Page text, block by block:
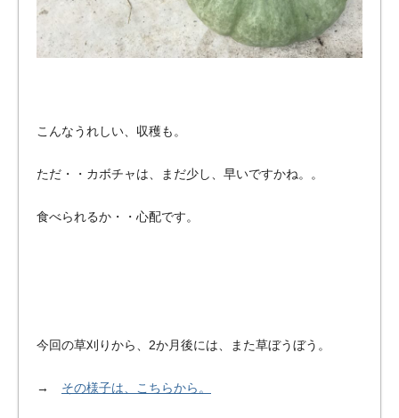
こんなうれしい、収穫も。
ただ・・カボチャは、まだ少し、早いですかね。。
食べられるか・・心配です。
今回の草刈りから、2か月後には、また草ぼうぼう。
→ その様子は、こちらから。